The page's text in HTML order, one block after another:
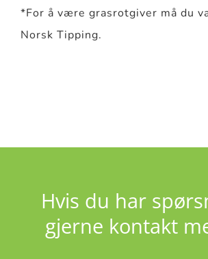
*For å være grasrotgiver må du
Norsk Tipping.
Hvis du har
gjerne kontakt